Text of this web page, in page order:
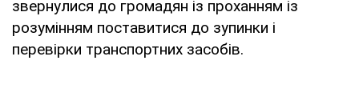
звернулися до громадян із проханням із
розумінням поставитися до зупинки і
перевірки транспортних засобів.